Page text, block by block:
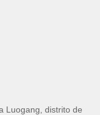
Luogang, distrito de